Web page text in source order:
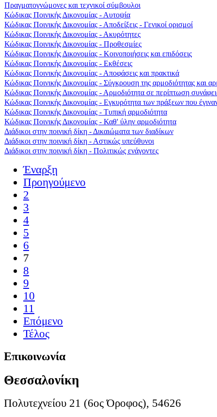
Πραγματογνώμονες και τεχνικοί σύμβουλοι
Κώδικας Ποινικής Δικονομίας - Αυτοψία
Κώδικας Ποινικής Δικονομίας - Αποδείξεις - Γενικοί ορισμοί
Κώδικας Ποινικής Δικονομίας - Ακυρότητες
Κώδικας Ποινικής Δικονομίας - Προθεσμίες
Κώδικας Ποινικής Δικονομίας - Κοινοποιήσεις και επιδόσεις
Κώδικας Ποινικής Δικονομίας - Εκθέσεις
Κώδικας Ποινικής Δικονομίας - Αποφάσεις και πρακτικά
Κώδικας Ποινικής Δικονομίας - Σύγκρουση της αρμοδιότητας και
Κώδικας Ποινικής Δικονομίας - Αρμοδιότητα σε περίπτωση
Κώδικας Ποινικής Δικονομίας - Εγκυρότητα των πράξεων που
Κώδικας Ποινικής Δικονομίας - Τυπική αρμοδιότητα
Κώδικας Ποινικής Δικονομίας - Καθ' ύλην αρμοδιότητα
Διάδικοι στην ποινική δίκη - Δικαιώματα των διαδίκων
Διάδικοι στην ποινική δίκη - Αστικώς υπεύθυνοι
Διάδικοι στην ποινική δίκη - Πολιτικώς ενάγοντες
Έναρξη
Προηγούμενο
2
3
4
5
6
7
8
9
10
11
Επόμενο
Τέλος
Επικοινωνία
Θεσσαλονίκη
Πολυτεχνείου 21 (6ος Όροφος), 54626